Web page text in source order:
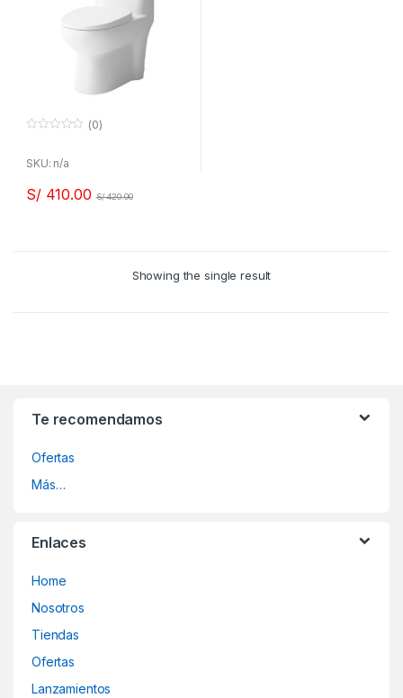
u
a
(0)
SKU: n/a
S/410.00 S/420.00
Showing the single result
Te recomendamos
Ofertas
Más…
Enlaces
Home
Nosotros
Tiendas
Ofertas
Lanzamientos